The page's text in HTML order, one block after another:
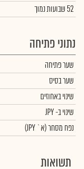
52 שבועות נמוך
נתוני פתיחה
שער פתיחה
שער בסיס
שינוי באחוזים
שינויב- JPY
נפח מסחר(א` JPY)
תשואות